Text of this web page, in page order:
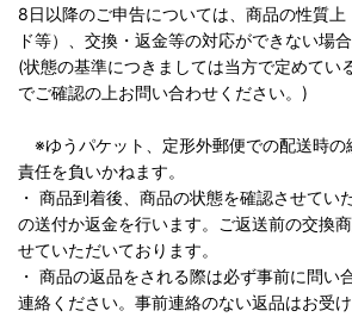
8日以降のご申告については、商品の性質上
ド等）、交換・返金等の対応ができない場合
(状態の基準につきましては当方で定めてい
でご確認の上お問い合わせください。)
※ゆうパケット、定形外郵便での配送時の
責任を負いかねます。
・ 商品到着後、商品の状態を確認させてい
の送付か返金を行います。ご返送前の交換
せていただいております。
・ 商品の返品をされる際は必ず事前に問い
連絡ください。事前連絡のない返品はお受け